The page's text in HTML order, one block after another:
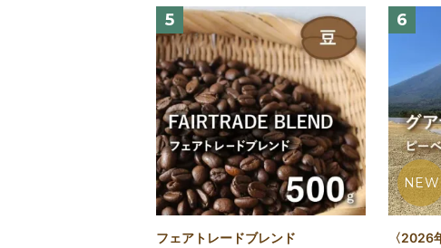
5
フェアトレードブレンド
6
NEW
〈2026